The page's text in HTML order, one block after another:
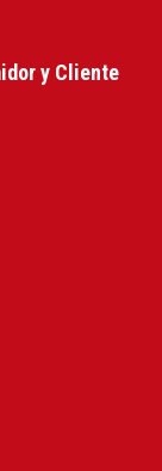
y Cliente